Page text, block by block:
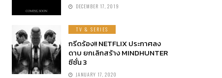
DECEMBER 17, 2019
TV & SERIES
กรีดร้อง!! NETFLIX ประกาศลง
ดาบ ยกเลิกสร้าง MINDHUNTER
ซีซั่น 3
JANUARY 17, 2020